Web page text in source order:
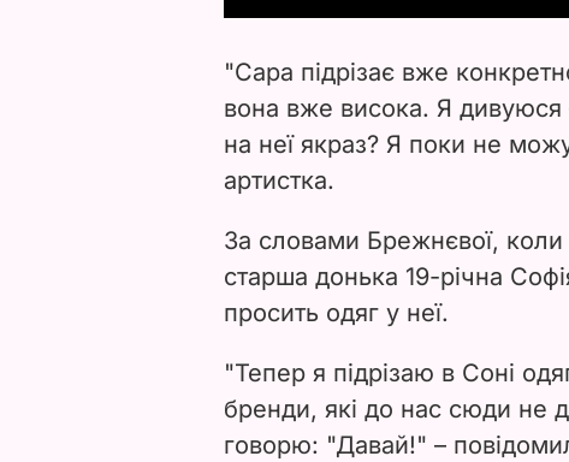
"Сара підрізає вже
вона вже висока. Я
на неї якраз? Я поки не
артистка.
За словами Брежнєвої, коли
старша донька 19-річна
просить одяг у неї.
"Тепер я підрізаю в Соні
бренди, які до нас сюди не
говорю: "Давай!" –